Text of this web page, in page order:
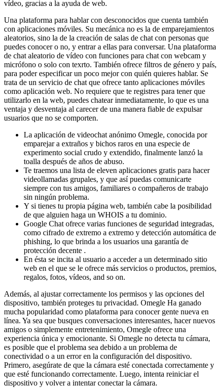
vídeo, gracias a la ayuda de web.
Una plataforma para hablar con desconocidos que cuenta también
con aplicaciones móviles. Su mecánica no es la de emparejamientos
aleatorios, sino la de la creación de salas de chat con personas que
puedes conocer o no, y entrar a ellas para conversar. Una plataforma
de chat aleatorio de vídeo con funciones para chat con webcam y
micrófono o solo con texrto. También ofrece filtros de género y país,
para poder especificar un poco mejor con quién quieres hablar. Se
trata de un servicio de chat que ofrece tanto aplicaciones móviles
como aplicación web. No requiere que te registres para tener que
utilizarlo en la web, puedes chatear inmediatamente, lo que es una
ventaja y desventaja al carecer de una manera fiable de expulsar
usuarios que no se comporten.
La aplicación de videochat anónimo Omegle, conocida por
emparejar a extraños y bichos raros en una especie de
experimento social crudo y extendido, finalmente lanzó la
toalla después de años de abuso.
Te traemos una lista de eleven aplicaciones gratis para hacer
videollamadas grupales, y que así puedas comunicarte
siempre con tus amigos, familiares o compañeros de trabajo
sin ningún problema.
Y si tienes tu propia página web, también cabe la posibilidad
de que alguien haga un WHOIS a tu dominio.
Google Chat ofrece varias funciones de seguridad integradas,
como cifrado de extremo a extremo y detección automática de
phishing, lo que brinda a los usuarios una garantía de
protección decente .
En ésta se incita al usuario a acceder a un determinado sitio
web en el que se le ofrece más servicios o productos, premios,
regalos, fotos, vídeos, and so on.
Además, al ajustar correctamente los permisos y las opciones del
dispositivo, también proteges tu privacidad. Omegle Ha ganado
mucha popularidad como plataforma para conocer gente nueva en
línea. Ya sea que busques conversaciones interesantes, hacer nuevos
amigos o simplemente entretenimiento, Omegle ofrece una
experiencia única y emocionante. Si Omegle no detecta tu cámara,
es posible que el problema sea debido a un problema de
conectividad o a un error en la configuración del dispositivo.
Primero, asegúrate de que la cámara esté conectada correctamente y
que esté funcionando correctamente. Luego, intenta reiniciar el
dispositivo y volver a intentar conectar la cámara.